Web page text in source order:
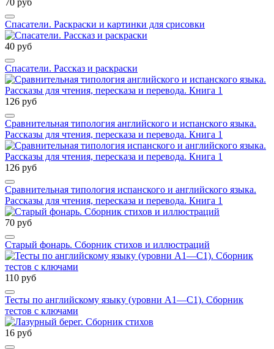
70 руб
Спасатели. Раскраски и картинки для срисовки
40 руб
Спасатели. Рассказ и раскраски
126 руб
Сравнительная типология английского и испанского языка.
Рассказы для чтения, пересказа и перевода. Книга 1
126 руб
Сравнительная типология испанского и английского языка.
Рассказы для чтения, пересказа и перевода. Книга 1
70 руб
Старый фонарь. Сборник стихов и иллюстраций
110 руб
Тесты по английскому языку (уровни А1—С1). Сборник
тестов с ключами
16 руб